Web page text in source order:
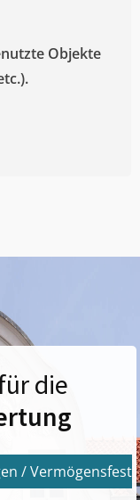
Objekte
die
/